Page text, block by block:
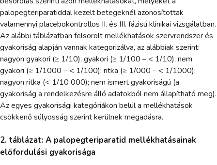
palopegteriparatiddal kezelt betegeknél azonosítottak
valamennyi placebokontrollos II. és III. fázisú klinikai vizsgálatban.
Az alábbi táblázatban felsorolt mellékhatások szervrendszer és
gyakoriság alapján vannak kategorizálva, az alábbiak szerint:
nagyon gyakori (≥ 1/10); gyakori (≥ 1/100 – < 1/10); nem
gyakori (≥ 1/1000 – < 1/100); ritka (≥ 1/000 – < 1/1000);
nagyon ritka (< 1/10 000); nem ismert gyakoriságú (a
gyakoriság a rendelkezésre álló adatokból nem állapítható meg).
Az egyes gyakorisági kategóriákon belül a mellékhatások
csökkenő súlyosság szerint kerülnek megadásra.
2. táblázat: A palopegteriparatid mellékhatásainak
előfordulási gyakorisága